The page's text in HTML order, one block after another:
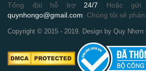
Tổng đài hỗ trợ 24/7 Hoặc gửi
quynhongo@gmail.com . Chúng tôi sẽ
Copyright © 2015 - 2019. Design by Quy Nhơn